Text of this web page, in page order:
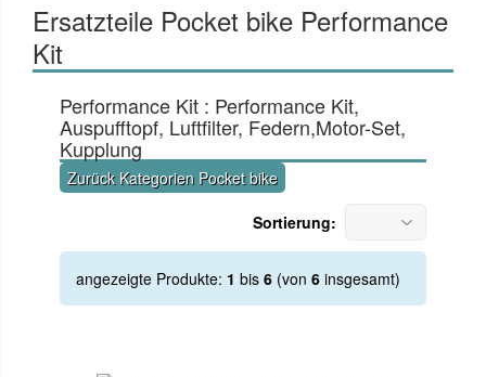
Ersatzteile Pocket bike Performance
Kit
Performance Kit : Performance Kit,
Auspufftopf, Luftfilter, Federn,Motor-Set,
Kupplung
Zurück Kategorien Pocket bike
Sortierung:
angezeigte Produkte: 1 bis 6 (von 6 insgesamt)